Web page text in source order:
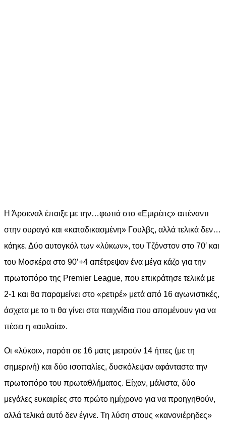
Η Άρσεναλ έπαιξε με την…φωτιά στο «Εμιρέιτς» απέναντι
στην ουραγό και «καταδικασμένη» Γουλβς, αλλά τελικά δεν…
κάηκε. Δύο αυτογκόλ των «λύκων», του Τζόνστον στο 70′ και
του Μοσκέρα στο 90’+4 απέτρεψαν ένα μέγα κάζο για την
πρωτοπόρο της Premier League, που επικράτησε τελικά με
2-1 και θα παραμείνει στο «ρετιρέ» μετά από 16 αγωνιστικές,
άσχετα με το τι θα γίνει στα παιχνίδια που απομένουν για να
πέσει η «αυλαία».
Οι «λύκοι», παρότι σε 16 ματς μετρούν 14 ήττες (με τη
σημερινή) και δύο ισοπαλίες, δυσκόλεψαν αφάνταστα την
πρωτοπόρο του πρωταθλήματος. Είχαν, μάλιστα, δύο
μεγάλες ευκαιρίες στο πρώτο ημίχρονο για να προηγηθούν,
αλλά τελικά αυτό δεν έγινε. Τη λύση στους «κανονιέρηδες»